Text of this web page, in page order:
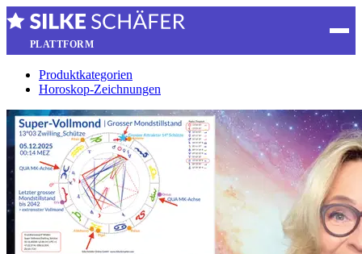
PLATTFORM
Produktkategorien
Horoskop-Zeichnungen